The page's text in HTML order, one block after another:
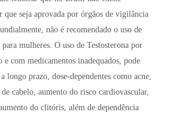
que seja aprovada por órgãos de vigilância
não é recomendado o uso de
mulheres. O uso de Testosterona por
e com medicamentos inadequados, pode
longo prazo, dose-dependentes como acne,
de cabelo, aumento do risco cardiovascular,
do clitóris, além de dependência